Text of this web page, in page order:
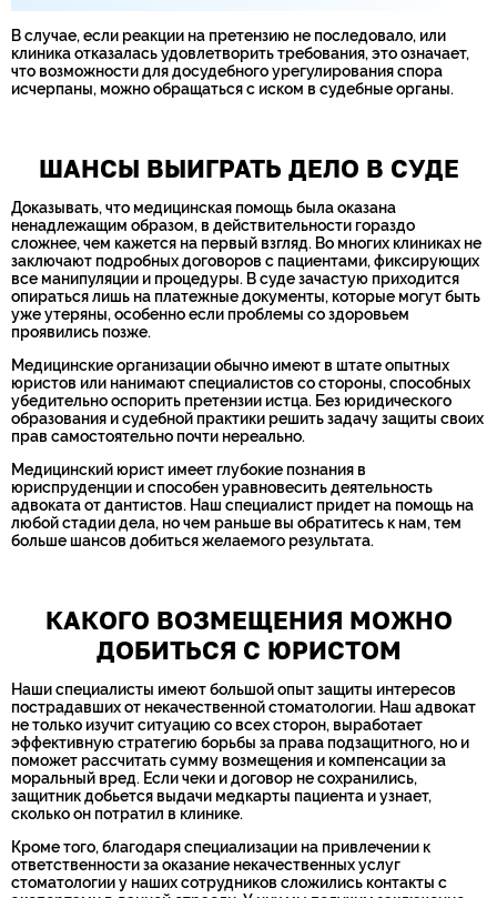
В случае, если реакции на претензию не последовало, или
клиника отказалась удовлетворить требования, это означает,
что возможности для досудебного урегулирования спора
исчерпаны, можно обращаться с иском в судебные органы.
ШАНСЫ ВЫИГРАТЬ ДЕЛО В СУДЕ
Доказывать, что медицинская помощь была оказана
ненадлежащим образом, в действительности гораздо
сложнее, чем кажется на первый взгляд. Во многих клиниках не
заключают подробных договоров с пациентами, фиксирующих
все манипуляции и процедуры. В суде зачастую приходится
опираться лишь на платежные документы, которые могут быть
уже утеряны, особенно если проблемы со здоровьем
проявились позже.
Медицинские организации обычно имеют в штате опытных
юристов или нанимают специалистов со стороны, способных
убедительно оспорить претензии истца. Без юридического
образования и судебной практики решить задачу защиты своих
прав самостоятельно почти нереально.
Медицинский юрист имеет глубокие познания в
юриспруденции и способен уравновесить деятельность
адвоката от дантистов. Наш специалист придет на помощь на
любой стадии дела, но чем раньше вы обратитесь к нам, тем
больше шансов добиться желаемого результата.
КАКОГО ВОЗМЕЩЕНИЯ МОЖНО
ДОБИТЬСЯ С ЮРИСТОМ
Наши специалисты имеют большой опыт защиты интересов
пострадавших от некачественной стоматологии. Наш адвокат
не только изучит ситуацию со всех сторон, выработает
эффективную стратегию борьбы за права подзащитного, но и
поможет рассчитать сумму возмещения и компенсации за
моральный вред. Если чеки и договор не сохранились,
защитник добьется выдачи медкарты пациента и узнает,
сколько он потратил в клинике.
Кроме того, благодаря специализации на привлечении к
ответственности за оказание некачественных услуг
стоматологии у наших сотрудников сложились контакты с